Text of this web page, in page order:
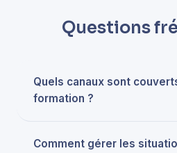
Questions
Quels canaux sont
formation ?
Comment gérer les